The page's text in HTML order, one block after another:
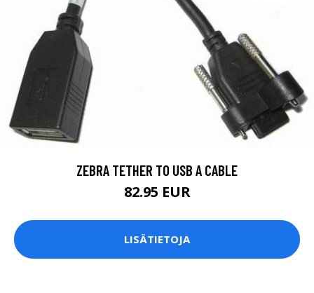
ZEBRA TETHER TO USB A CABLE
82.95 EUR
LISÄTIETOJA